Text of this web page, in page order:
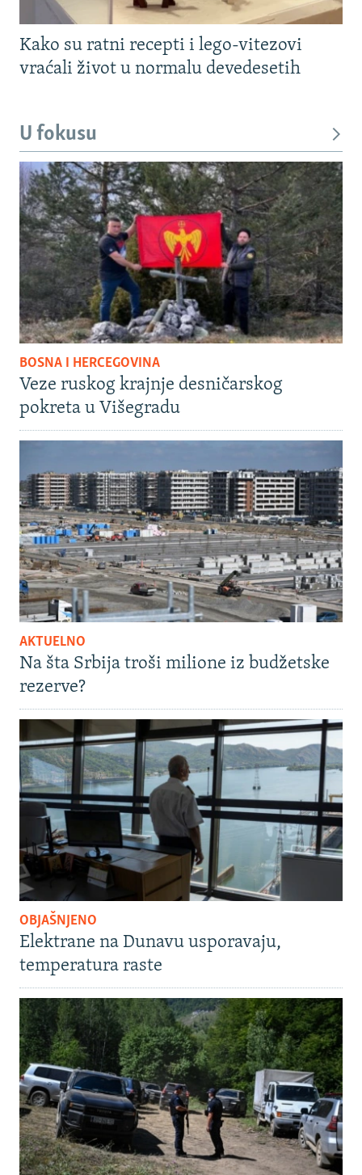
Kako su ratni recepti i lego-vitezovi
vraćali život u normalu devedesetih
U fokusu
BOSNA I HERCEGOVINA
Veze ruskog krajnje desničarskog
pokreta u Višegradu
AKTUELNO
Na šta Srbija troši milione iz budžetske
rezerve?
OBJAŠNJENO
Elektrane na Dunavu usporavaju,
temperatura raste